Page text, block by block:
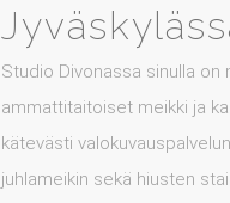
Studio Divonassa sinulla
ammattitaitoiset meikki ja
kätevästi
juhlameikin sekä hiusten